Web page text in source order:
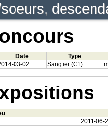
Date
Type
03-02 Sanglier (G1)
2011-06-